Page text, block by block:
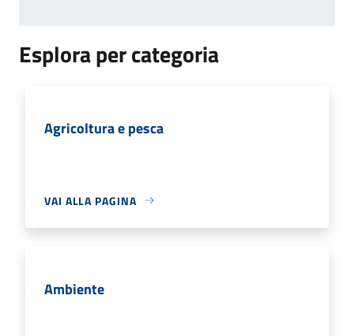
Esplora per categoria
Agricoltura e pesca
VAI ALLA PAGINA
Ambiente